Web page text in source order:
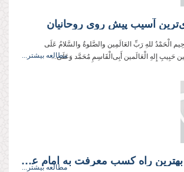
آسیب پیش روی روحانیان
الْحَمْدُ للهِ رَبِّ العَالَمِین والصَّلوةُ والسَّلامُ عَلَی
حَبِیبِ إِلهِ الْعَالَمین أَبِی‌‌‌‌الْقَاسِمِ مُحَمَّد وَعَلَی...مطالعه بیشتر...
جلسه ششم؛ بهترین راه کسب معرفت به امام علیه‌السلام
مطالعه بیشتر...